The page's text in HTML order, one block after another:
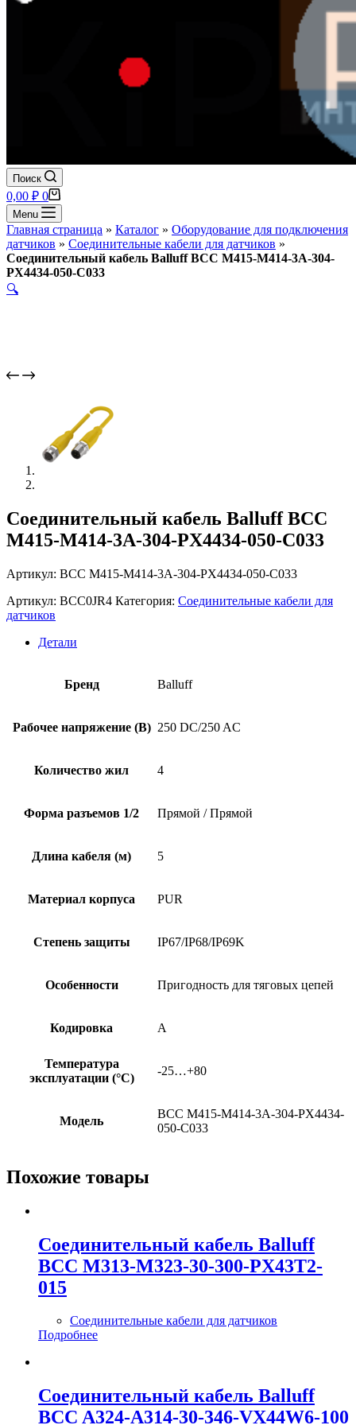
Поиск
Корзина
0,00 ₽ 0
Menu
Главная страница » Каталог » Оборудование для подключения
датчиков » Соединительные кабели для датчиков »
Соединительный кабель Balluff BCC M415-M414-3A-304-
PX4434-050-C033
🔍
Соединительный кабель Balluff BCC
M415-M414-3A-304-PX4434-050-C033
Артикул: BCC M415-M414-3A-304-PX4434-050-C033
Артикул: BCC0JR4 Категория: Соединительные кабели для
датчиков
Детали
Бренд Balluff
Рабочее напряжение (В) 250 DC/250 AC
Количество жил 4
Форма разъемов 1/2 Прямой / Прямой
Длина кабеля (м) 5
Материал корпуса PUR
Степень защиты IP67/IP68/IP69K
Особенности Пригодность для тяговых цепей
Кодировка A
Температура
эксплуатации (°C)
-25…+80
Модель
BCC M415-M414-3A-304-PX4434-
050-C033
Похожие товары
Соединительный кабель Balluff
BCC M313-M323-30-300-PX43T2-
015
Соединительные кабели для датчиков
Подробнее
Соединительный кабель Balluff
BCC A324-A314-30-346-VX44W6-100